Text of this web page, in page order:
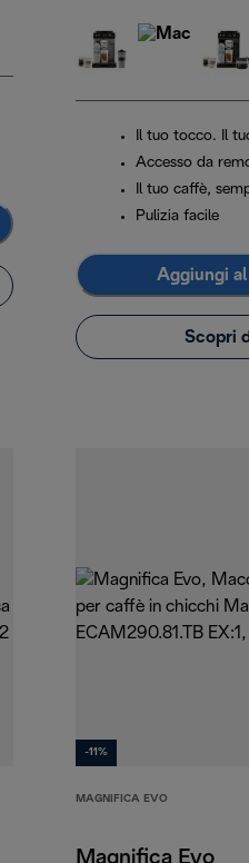
Il tuo tocco. Il
Accesso da
Il tuo caffè,
Pulizia facile
Aggiungi
Scopri
-11%
MAGNIFICA EVO
Magnifica Evo